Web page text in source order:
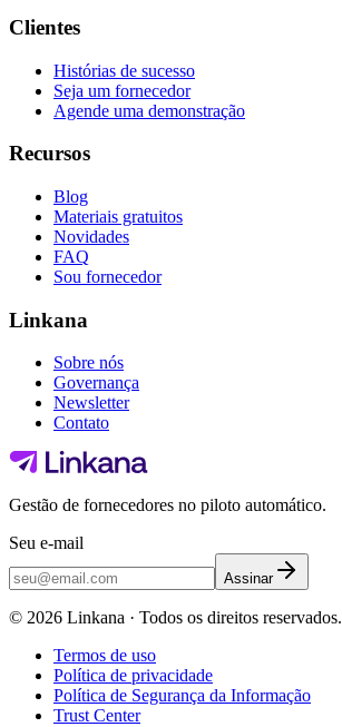
Clientes
Histórias de sucesso
Seja um fornecedor
Agende uma demonstração
Recursos
Blog
Materiais gratuitos
Novidades
FAQ
Sou fornecedor
Linkana
Sobre nós
Governança
Newsletter
Contato
Gestão de fornecedores no piloto automático.
Seu e-mail
Assinar
© 2026 Linkana · Todos os direitos reservados.
Termos de uso
Política de privacidade
Política de Segurança da Informação
Trust Center